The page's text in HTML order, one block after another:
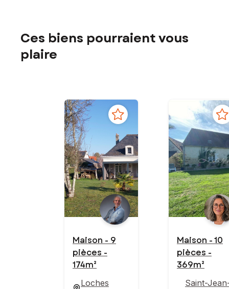
Ces biens pourraient vous
plaire
Maison - 9
pièces -
174m²
Loches
Maison - 10
pièces -
369m²
Saint-